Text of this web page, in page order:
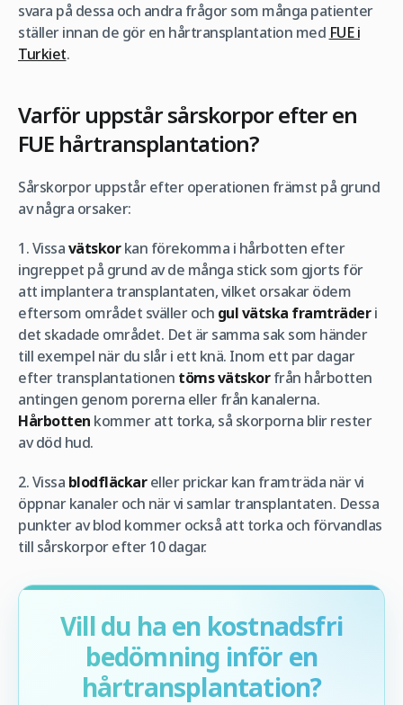
svara på dessa och andra frågor som många patienter
ställer innan de gör en hårtransplantation med FUE i
Turkiet.
Varför uppstår sårskorpor efter en
FUE hårtransplantation?
Sårskorpor uppstår efter operationen främst på grund
av några orsaker:
1. Vissavätskorkan förekomma i hårbotten efter
ingreppet på grund av de många stick som gjorts för
att implantera transplantaten, vilket orsakar ödem
eftersom området sväller och gul vätska framträderi
det skadade området. Det är samma sak som händer
till exempel när du slår i ett knä. Inom ett par dagar
efter transplantationen töms vätskorfrån hårbotten
antingen genom porerna eller från kanalerna.
Hårbotten kommer att torka, så skorporna blir rester
av död hud.
2. Vissa blodfläckareller prickar kan framträda när vi
öppnar kanaler och när vi samlar transplantaten. Dessa
punkter av blod kommer också att torka och förvandlas
till sårskorpor efter 10 dagar.
Vill du ha en kostnadsfri
bedömning inför en
hårtransplantation?